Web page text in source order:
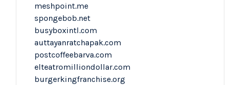
meshpoint.me
spongebob.net
busyboxintl.com
auttayanratchapak.com
postcoffeebarva.com
elteatromilliondollar.com
burgerkingfranchise.org